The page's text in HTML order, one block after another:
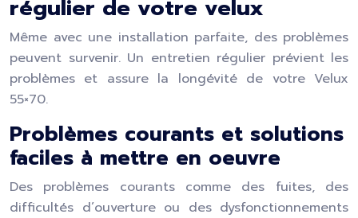
régulier de votre velux
Même avec une installation parfaite, des problèmes
peuvent survenir. Un entretien régulier prévient les
problèmes et assure la longévité de votre Velux
55×70.
Problèmes courants et solutions
faciles à mettre en oeuvre
Des problèmes courants comme des fuites, des
difficultés d’ouverture ou des dysfonctionnements